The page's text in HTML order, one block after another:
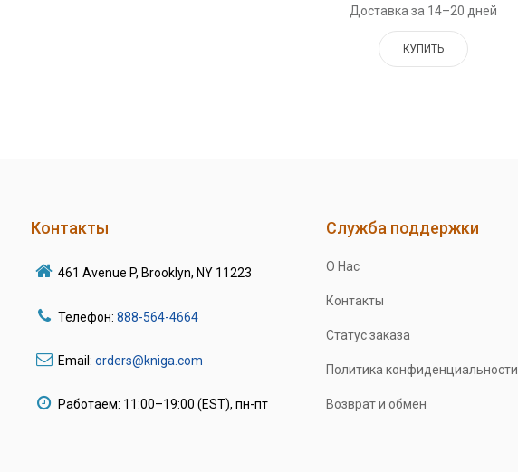
Доставка за 14–20 дней
КУПИТЬ
Контакты
461 Avenue P, Brooklyn, NY 11223
Телефон: 888-564-4664
Email: orders@kniga.com
Работаем: 11:00–19:00 (EST), пн-пт
Служба поддержки
О Нас
Контакты
Статус заказа
Политика конфиденциальности
Возврат и обмен